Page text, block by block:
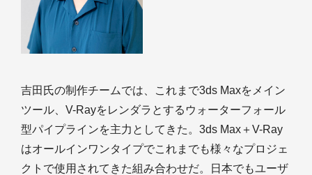
吉田氏の制作チームでは、これまで3ds Maxをメイン
ツール、V-Rayをレンダラとするウォーターフォール
型パイプラインを主力としてきた。3ds Max＋V-Ray
はオールインワンタイプでこれまでも様々なプロジェ
クトで使用されてきた組み合わせだ。日本でもユーザ